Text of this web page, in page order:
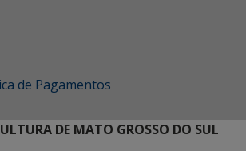
de Pagamentos
DE MATO GROSSO DO SUL